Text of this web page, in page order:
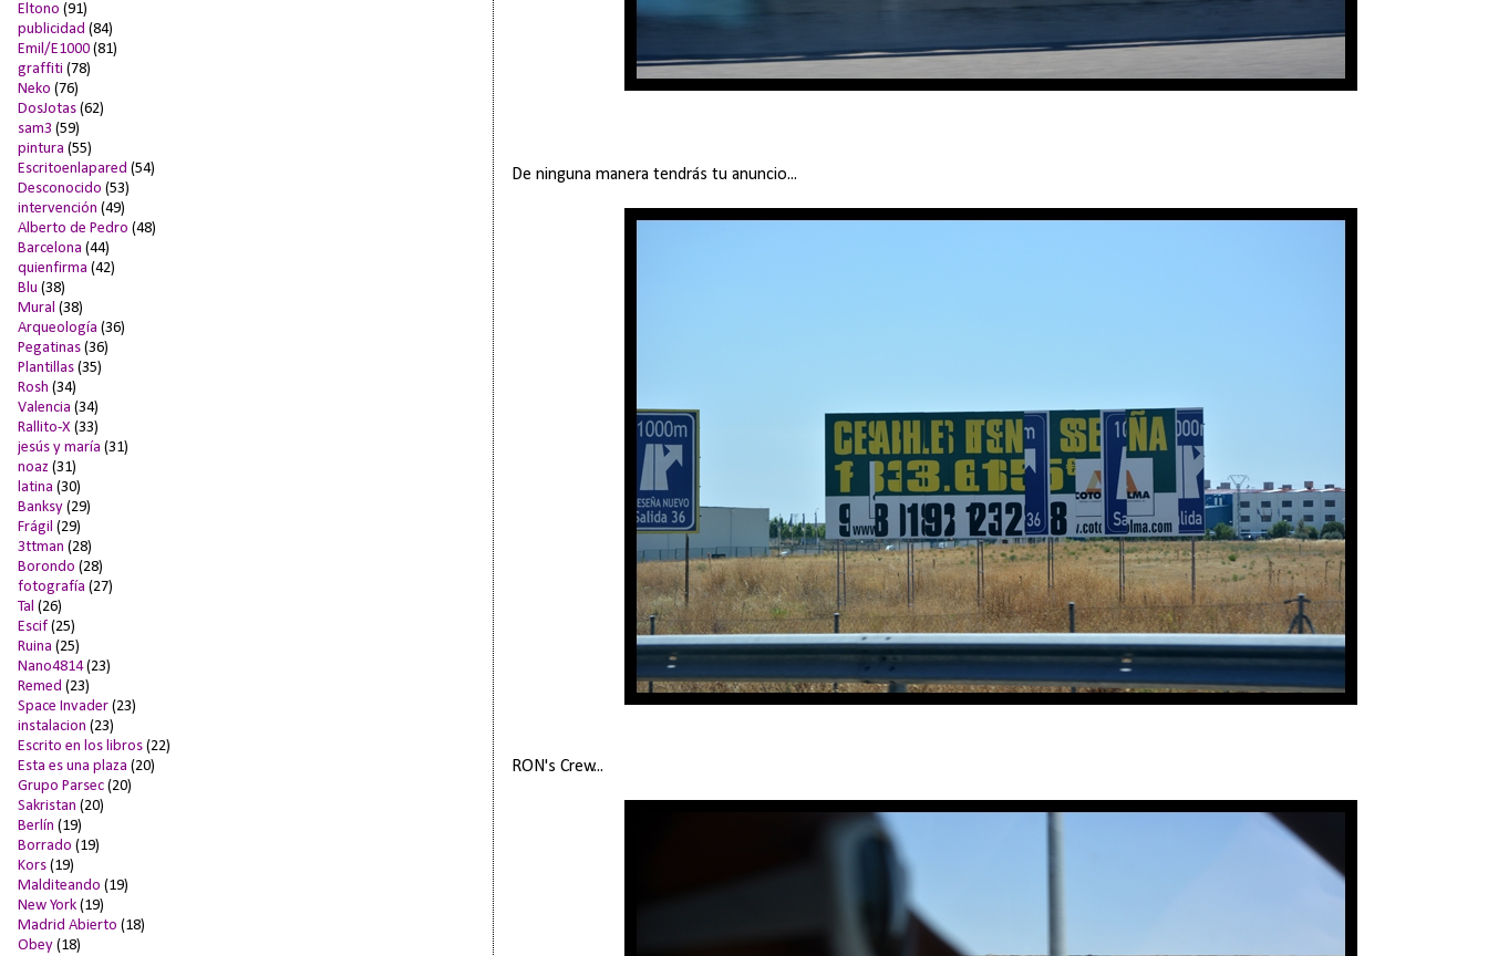
De ninguna manera tendrás tu anuncio...
RON's Crew...
Eltono (91)
publicidad (84)
Emil/E1000 (81)
graffiti (78)
Neko (76)
DosJotas (62)
sam3 (59)
pintura (55)
Escritoenlapared (54)
Desconocido (53)
intervención (49)
Alberto de Pedro (48)
Barcelona (44)
quienfirma (42)
Blu (38)
Mural (38)
Arqueología (36)
Pegatinas (36)
Plantillas (35)
Rosh (34)
Valencia (34)
Rallito-X (33)
jesús y maría (31)
noaz (31)
latina (30)
Banksy (29)
Frágil (29)
3ttman (28)
Borondo (28)
fotografía (27)
Tal (26)
Escif (25)
Ruina (25)
Nano4814 (23)
Remed (23)
Space Invader (23)
instalacion (23)
Escrito en los libros (22)
Esta es una plaza (20)
Grupo Parsec (20)
Sakristan (20)
Berlín (19)
Borrado (19)
Kors (19)
Malditeando (19)
New York (19)
Madrid Abierto (18)
Obey (18)